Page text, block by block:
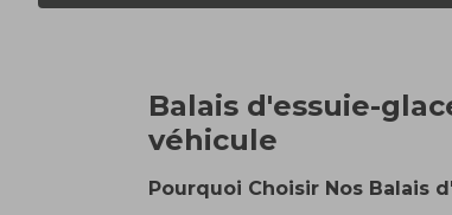
Balais d'essuie-
véhicule
Pourquoi Choisir Nos Balais